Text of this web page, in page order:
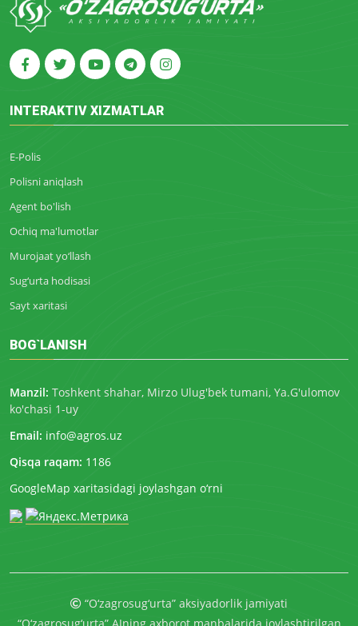
INTERAKTIV XIZMATLAR
E-Polis
Polisni aniqlash
Agent bo'lish
Ochiq ma'lumotlar
Murojaat yo‘llash
Sug‘urta hodisasi
Sayt xaritasi
BOG`LANISH
Manzil: Toshkent shahar, Mirzo Ulug'bek tumani, Ya.G'ulomov
ko'chasi 1-uy
Email: info@agros.uz
Qisqa raqam: 1186
GoogleMap xaritasidagi joylashgan o‘rni
“O‘zagrosug‘urta” aksiyadorlik jamiyati